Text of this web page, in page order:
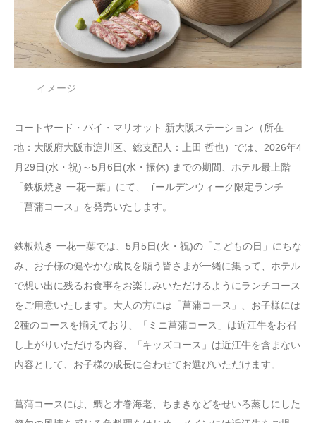
イメージ
コートヤード・バイ・マリオット 新大阪ステーション（所在
地：大阪府大阪市淀川区、総支配人：上田 哲也）では、2026年4
月29日(水・祝)～5月6日(水・振休) までの期間、ホテル最上階
「鉄板焼き 一花一葉」にて、ゴールデンウィーク限定ランチ
「菖蒲コース」を発売いたします。
鉄板焼き 一花一葉では、5月5日(火・祝)の「こどもの日」にちな
み、お子様の健やかな成長を願う皆さまが一緒に集って、ホテル
で想い出に残るお食事をお楽しみいただけるようにランチコース
をご用意いたします。大人の方には「菖蒲コース」、お子様には
2種のコースを揃えており、「ミニ菖蒲コース」は近江牛をお召
し上がりいただける内容、「キッズコース」は近江牛を含まない
内容として、お子様の成長に合わせてお選びいただけます。
菖蒲コースには、鯛と才巻海老、ちまきなどをせいろ蒸しにした